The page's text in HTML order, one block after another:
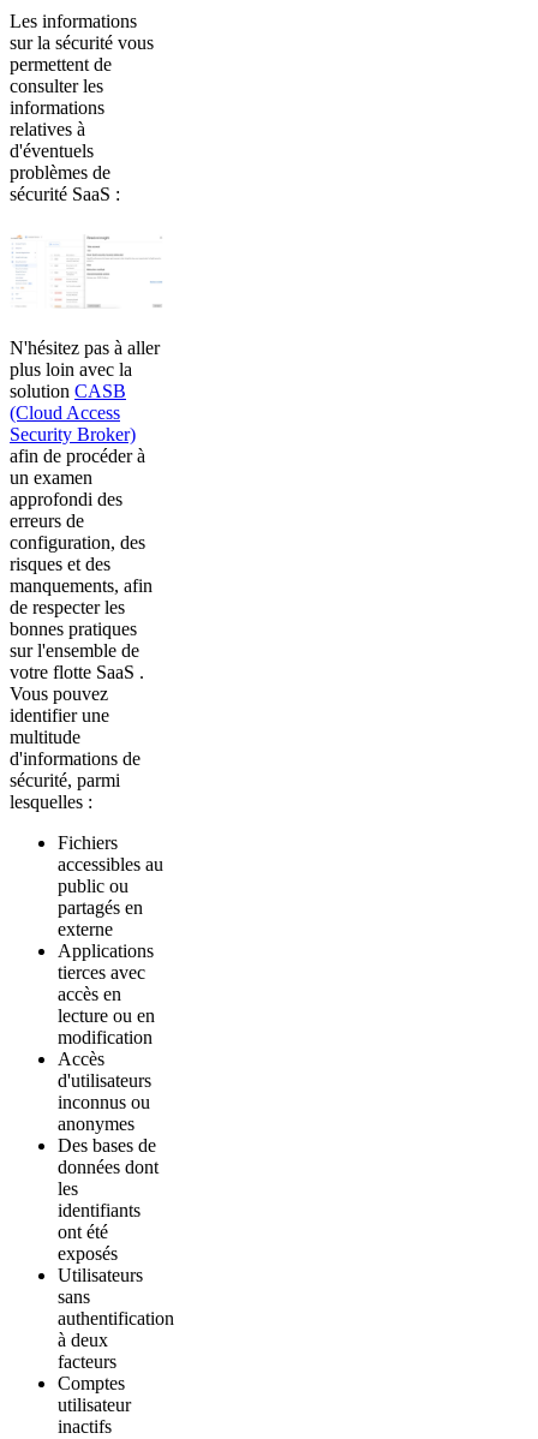
Les informations
sur la sécurité vous
permettent de
consulter les
informations
relatives à
d'éventuels
problèmes de
sécurité SaaS :
N'hésitez pas à aller
plus loin avec la
solution CASB
(Cloud Access
Security Broker)
afin de procéder à
un examen
approfondi des
erreurs de
configuration, des
risques et des
manquements, afin
de respecter les
bonnes pratiques
sur l'ensemble de
votre flotte SaaS .
Vous pouvez
identifier une
multitude
d'informations de
sécurité, parmi
lesquelles :
Fichiers
accessibles au
public ou
partagés en
externe
Applications
tierces avec
accès en
lecture ou en
modification
Accès
d'utilisateurs
inconnus ou
anonymes
Des bases de
données dont
les
identifiants
ont été
exposés
Utilisateurs
sans
authentification
à deux
facteurs
Comptes
utilisateur
inactifs